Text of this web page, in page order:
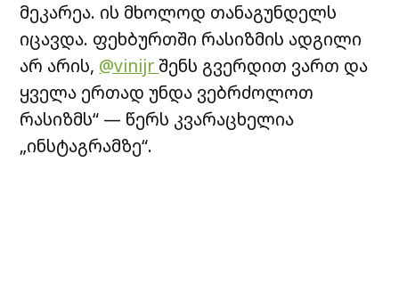
მეკარეა. ის მხოლოდ თანაგუნდელს
იცავდა. ფეხბურთში რასიზმის ადგილი
არ არის, @vinijrშენს გვერდით ვართ და
ყველა ერთად უნდა ვებრძოლოთ
რასიზმს“ — წერს კვარაცხელია
„ინსტაგრამზე“.